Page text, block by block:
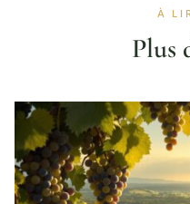
À
Plus